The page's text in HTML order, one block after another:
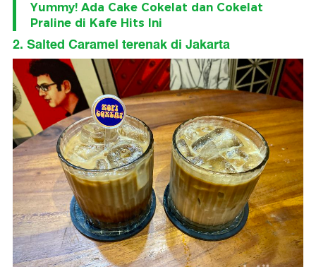
Yummy! Ada Cake Cokelat dan Cokelat
Praline di Kafe Hits Ini
2. Salted Caramel terenak di Jakarta